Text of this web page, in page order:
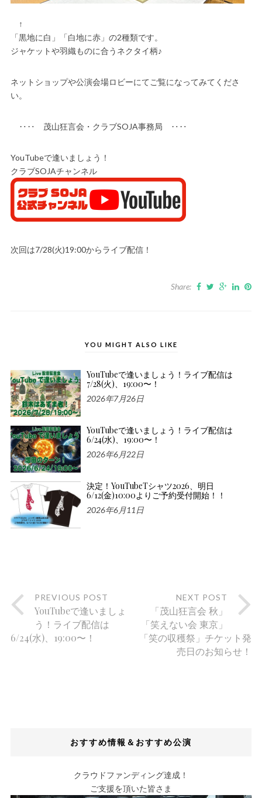
↑
「黒地に白」「白地に赤」の2種類です。
ジャケットや羽織ものに合うネクタイ柄♪
ネットショップや公演会場ロビーにてご覧になってみてくださ
い。
‥‥ 茂山狂言会・クラブSOJA事務局 ‥‥
YouTubeで逢いましょう！
クラブSOJAチャンネル
次回は7/28(火)19:00からライブ配信！
Share:
YOU MIGHT ALSO LIKE
YouTubeで逢いましょう！ライブ配信は
7/28(火)、19:00〜！
2026年7月26日
YouTubeで逢いましょう！ライブ配信は
6/24(水)、19:00〜！
2026年6月22日
決定！YouTubeTシャツ2026、明日
6/12(金)10:00よりご予約受付開始！！
2026年6月11日
PREVIOUS POST
YouTubeで逢いましょ
う！ライブ配信は
6/24(水)、19:00〜！
NEXT POST
「茂山狂言会 秋」
「笑えない会 東京」
「笑の収穫祭」チケット発
売日のお知らせ！
おすすめ情報＆おすすめ公演
クラウドファンディング達成！
ご支援を頂いた皆さま